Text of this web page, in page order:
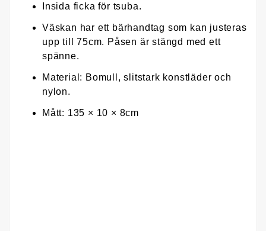
Insida ficka för tsuba.
Väskan har ett bärhandtag som kan justeras
upp till 75cm. Påsen är stängd med ett
spänne.
Material: Bomull, slitstark konstläder och
nylon.
Mått: 135 × 10 × 8cm